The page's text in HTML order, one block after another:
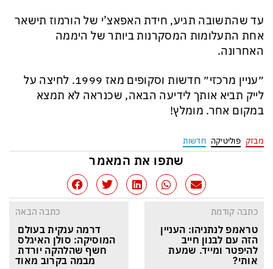
עד שהתשובה תגיע, חידת האפאצ’י של הורמוז תישאר
אחת התעלומות המסקרנות ביותר של היממה
האחרונה.
״עניין מרכזי״ חדשות וסקופים מאז 1999. לחיצה על
לייק תביא אותך לידיעה הבאה, שכנראה לא תמצא
במקום אחר. מומלץ!
מבזק פוליטיקה חדשות
שתפו את המאמר
כתבה קודמת
טראמפ לנתניהו: העניין
הזה עם לבנון חייב
להיפטר ומייד. שמעת
אותי?
כתבה הבאה
דרמה ענקית בעולם
המוסיקה: סולן האיגלס
חשף שהלהקה יורדת
מבמה בקרוב מאוד